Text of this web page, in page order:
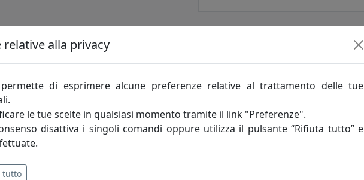
relative alla privacy
di esprimere alcune preferenze relative al trattamento delle tue
le tue scelte in qualsiasi momento tramite il link "Preferenze".
disattiva i singoli comandi oppure utilizza il pulsante “Rifiuta tutto” e
tutto